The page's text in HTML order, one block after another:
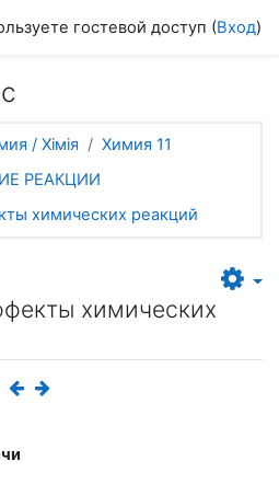
гостевой доступ (Вход)
/ Хімія
Химия 11
РЕАКЦИИ
химических реакций
химических